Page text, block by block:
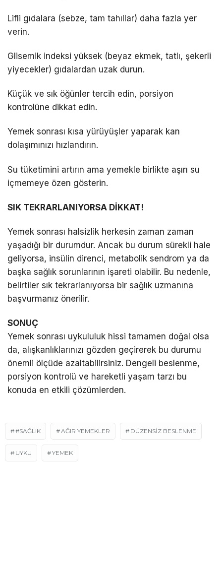
Lifli gıdalara (sebze, tam tahıllar) daha fazla yer
verin.
Glisemik indeksi yüksek (beyaz ekmek, tatlı, şekerli
yiyecekler) gıdalardan uzak durun.
Küçük ve sık öğünler tercih edin, porsiyon
kontrolüne dikkat edin.
Yemek sonrası kısa yürüyüşler yaparak kan
dolaşımınızı hızlandırın.
Su tüketimini artırın ama yemekle birlikte aşırı su
içmemeye özen gösterin.
SIK TEKRARLANIYORSA DİKKAT!
Yemek sonrası halsizlik herkesin zaman zaman
yaşadığı bir durumdur. Ancak bu durum sürekli hale
geliyorsa, insülin direnci, metabolik sendrom ya da
başka sağlık sorunlarının işareti olabilir. Bu nedenle,
belirtiler sık tekrarlanıyorsa bir sağlık uzmanına
başvurmanız önerilir.
SONUÇ
Yemek sonrası uykululuk hissi tamamen doğal olsa
da, alışkanlıklarınızı gözden geçirerek bu durumu
önemli ölçüde azaltabilirsiniz. Dengeli beslenme,
porsiyon kontrolü ve hareketli yaşam tarzı bu
konuda en etkili çözümlerden.
#SAĞLIK AĞIR YEMEKLER DÜZENSIZ BESLENME
UYKU YEMEK